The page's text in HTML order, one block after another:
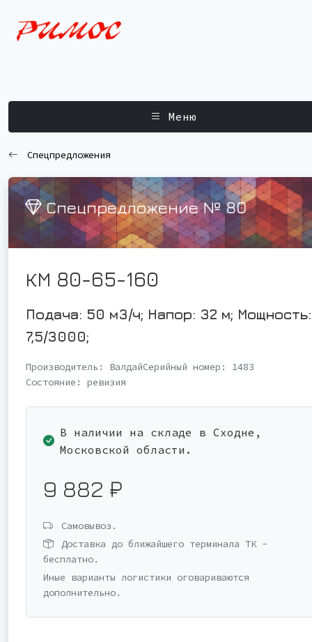
Меню
Спецпредложения
Спецпредложение № 80
КМ 80-65-160
Подача: 50 м3/ч; Напор: 32 м; Мощность:
7,5/3000;
Производитель: ВалдайСерийный номер: 1483
Состояние: ревизия
В наличии на складе в Сходне,
Московской области.
9 882 ₽
Самовывоз.
Доставка до ближайшего терминала ТК -
бесплатно.
Иные варианты логистики оговариваются
дополнительно.